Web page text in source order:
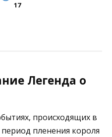
17
Легенда о
происходящих в
пленения короля